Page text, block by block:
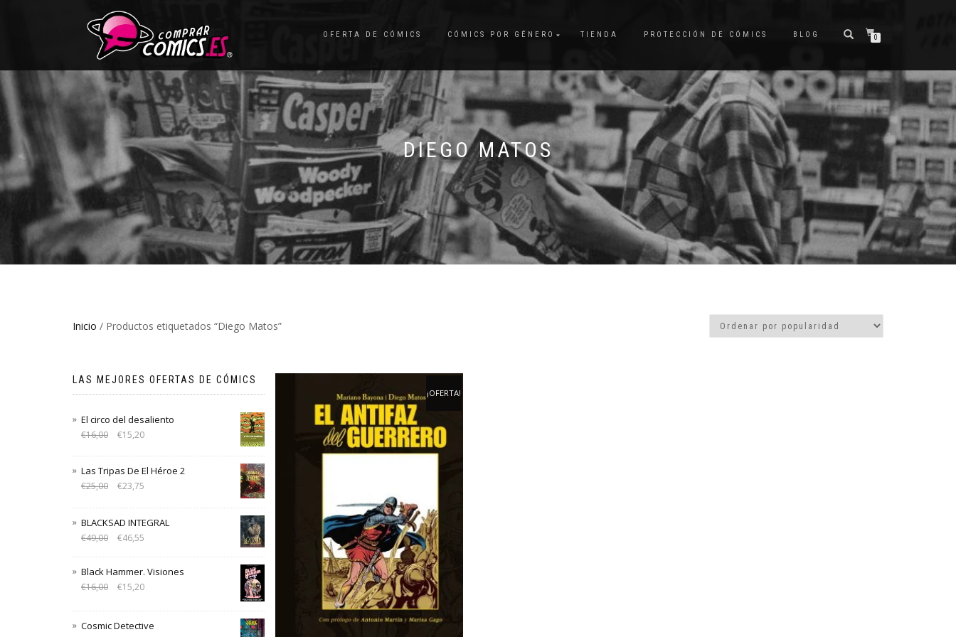
OFERTA DE CÓMICS CÓMICS POR GÉNERO TIENDA PROTECCIÓN DE CÓMICS BLOG 0
DIEGO MATOS
Inicio / Productos etiquetados “Diego Matos”
¡OFERTA!
LAS MEJORES OFERTAS DE CÓMICS
El circo del desaliento
€16,00 €15,20
Las Tripas De El Héroe 2
€25,00 €23,75
BLACKSAD INTEGRAL
€49,00 €46,55
Black Hammer. Visiones
€16,00 €15,20
Cosmic Detective